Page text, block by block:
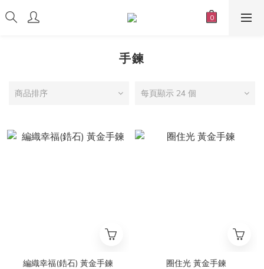
手鍊
商品排序 每頁顯示 24 個
編織幸福(鋯石) 黃金手鍊
圈住光 黃金手鍊